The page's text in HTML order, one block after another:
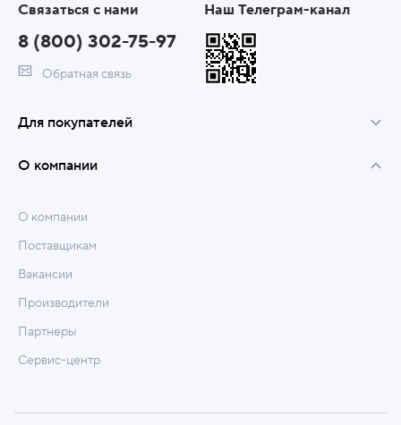
Связаться с нами
8 (800) 302-75-97
Обратная связь
Наш Телеграм-канал
Для покупателей
О компании
О компании
Поставщикам
Вакансии
Производители
Партнеры
Сервис-центр